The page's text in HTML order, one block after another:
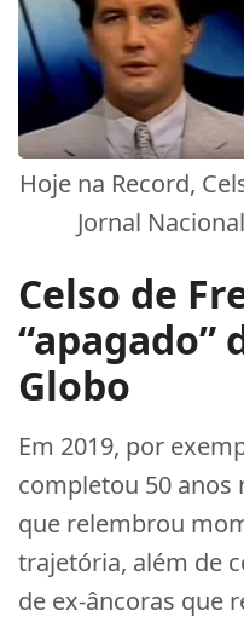
Hoje na Record,
Jornal
Celso de
“apagado”
Globo
Em 2019, por
completou 50 anos
que relembrou
trajetória, além de
de ex-âncoras que